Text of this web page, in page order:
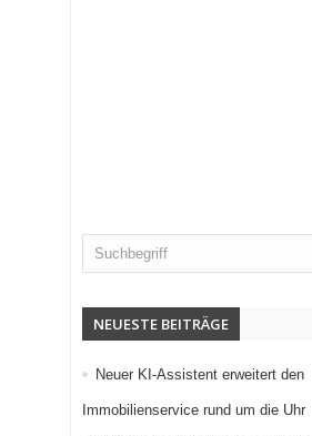
NEUESTE BEITRÄGE
Neuer KI-Assistent erweitert den
Immobilienservice rund um die Uhr